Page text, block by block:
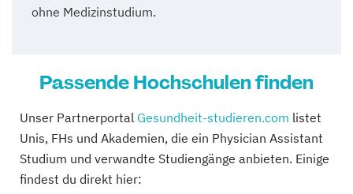
ohne Medizinstudium.
Passende Hochschulen finden
Unser Partnerportal Gesundheit-studieren.com listet
Unis, FHs und Akademien, die ein Physician Assistant
Studium und verwandte Studiengänge anbieten. Einige
findest du direkt hier: